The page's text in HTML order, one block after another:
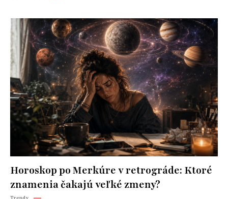
Horoskop po Merkúre v retrográde: Ktoré
znamenia čakajú veľké zmeny?